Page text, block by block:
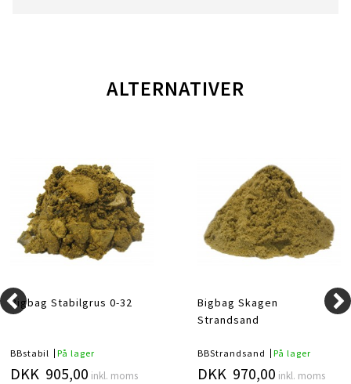
ALTERNATIVER
Bigbag Stabilgrus 0-32
BBstabil På lager
DKK 905,00 inkl. moms
Bigbag Skagen
Strandsand
BBStrandsand På lager
DKK 970,00 inkl. moms